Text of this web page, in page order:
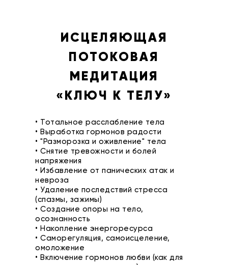
ИСЦЕЛЯЮЩАЯ
ПОТОКОВАЯ
МЕДИТАЦИЯ
«КЛЮЧ К ТЕЛУ»
• Тотальное расслабление тела
• Выработка гормонов радости
• "Разморозка и оживление" тела
• Снятие тревожности и болей
напряжения
• Избавление от панических атак и
невроза
• Удаление последствий стресса
(спазмы, зажимы)
• Создание опоры на тело,
осознанность
• Накопление энергоресурса
• Саморегуляция, самоисцеление,
омоложение
• Включение гормонов любви (как для